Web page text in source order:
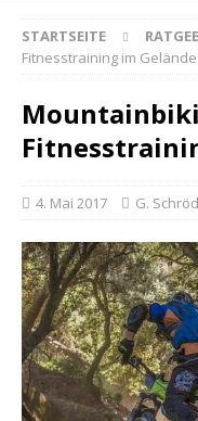
STARTSEITE
Fitnesstraining im Gelände
4. Mai 2017 G.